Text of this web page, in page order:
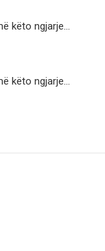
këto ngjarje…
këto ngjarje…